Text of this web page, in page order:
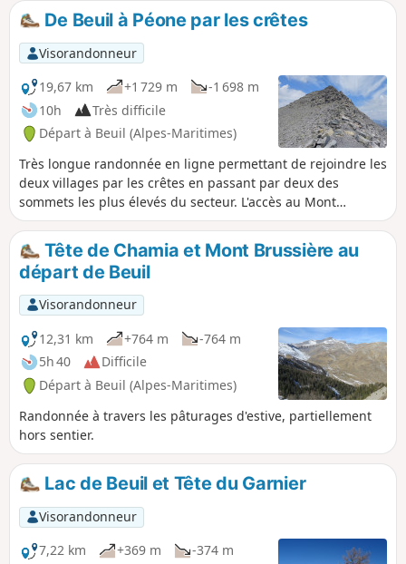
De Beuil à Péone par les crêtes
Visorandonneur
19,67 km
+1 729 m
-1 698 m
10h
Très difficile
Départ à Beuil (Alpes-Maritimes)
Très longue randonnée en ligne permettant de rejoindre les
deux villages par les crêtes en passant par deux des
sommets les plus élevés du secteur. L'accès au Mont
Mounier par sa face Sud demande une bonne maîtrise pour
évoluer dans des pierriers très glissants. Une partie non
négligeable du parcours se situe hors sentier. Vous êtes
dans le Parc National du Mercantour, il y a une
réglementation à respecter sous peine d'amende pouvant
s'élever jusqu'à 1500 €, voir les informations pratiques.
Tête de Chamia et Mont Brussière au
départ de Beuil
Visorandonneur
12,31 km
+764 m
-764 m
5h 40
Difficile
Départ à Beuil (Alpes-Maritimes)
Randonnée à travers les pâturages d'estive, partiellement
hors sentier.
Lac de Beuil et Tête du Garnier
Visorandonneur
7,22 km
+369 m
-374 m